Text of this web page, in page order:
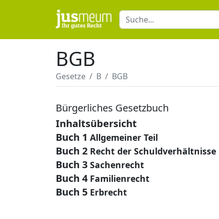
BGB
Gesetze B BGB
Bürgerliches Gesetzbuch
Inhaltsübersicht
Buch 1 Allgemeiner Teil
Buch 2 Recht der Schuldverhältnisse
Buch 3 Sachenrecht
Buch 4 Familienrecht
Buch 5 Erbrecht